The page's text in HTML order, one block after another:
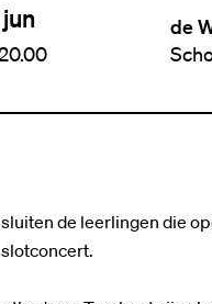
de
sluiten de leerlingen die